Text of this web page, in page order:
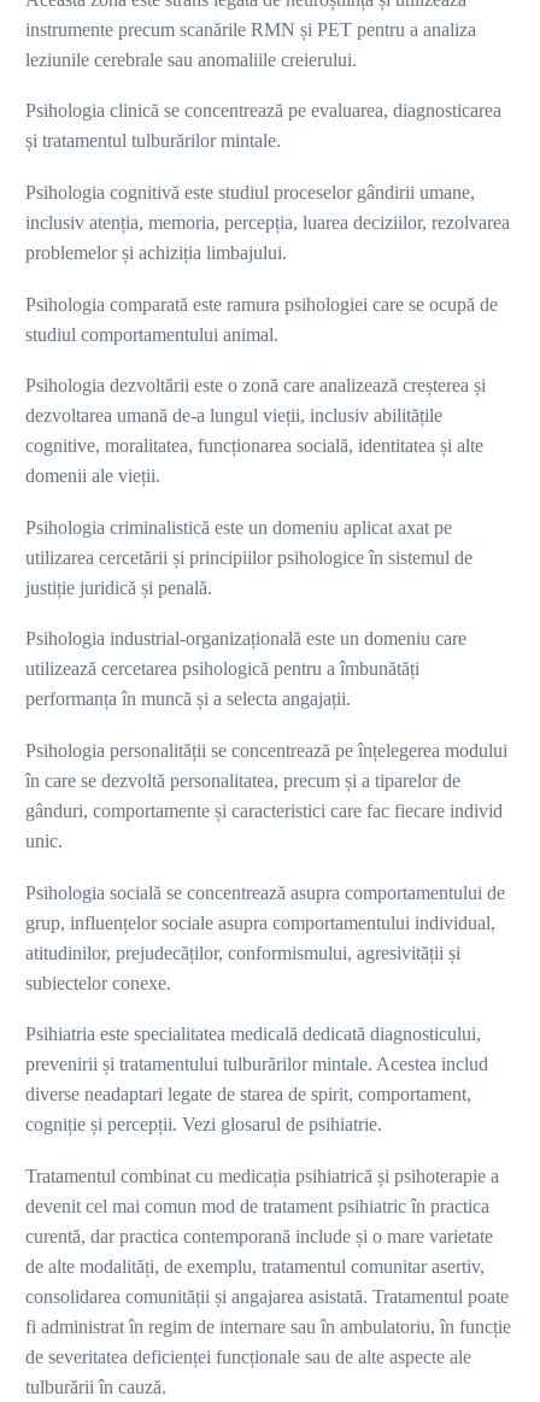
instrumente precum scanările RMN și PET pentru a analiza
leziunile cerebrale sau anomaliile creierului.
Psihologia clinică se concentrează pe evaluarea, diagnosticarea
și tratamentul tulburărilor mintale.
Psihologia cognitivă este studiul proceselor gândirii umane,
inclusiv atenția, memoria, percepția, luarea deciziilor, rezolvarea
problemelor și achiziția limbajului.
Psihologia comparată este ramura psihologiei care se ocupă de
studiul comportamentului animal.
Psihologia dezvoltării este o zonă care analizează creșterea și
dezvoltarea umană de-a lungul vieții, inclusiv abilitățile
cognitive, moralitatea, funcționarea socială, identitatea și alte
domenii ale vieții.
Psihologia criminalistică este un domeniu aplicat axat pe
utilizarea cercetării și principiilor psihologice în sistemul de
justiție juridică și penală.
Psihologia industrial-organizațională este un domeniu care
utilizează cercetarea psihologică pentru a îmbunătăți
performanța în muncă și a selecta angajații.
Psihologia personalității se concentrează pe înțelegerea modului
în care se dezvoltă personalitatea, precum și a tiparelor de
gânduri, comportamente și caracteristici care fac fiecare individ
unic.
Psihologia socială se concentrează asupra comportamentului de
grup, influențelor sociale asupra comportamentului individual,
atitudinilor, prejudecăților, conformismului, agresivității și
subiectelor conexe.
Psihiatria este specialitatea medicală dedicată diagnosticului,
prevenirii și tratamentului tulburărilor mintale. Acestea includ
diverse neadaptari legate de starea de spirit, comportament,
cogniție și percepții. Vezi glosarul de psihiatrie.
Tratamentul combinat cu medicația psihiatrică și psihoterapie a
devenit cel mai comun mod de tratament psihiatric în practica
curentă, dar practica contemporană include și o mare varietate
de alte modalități, de exemplu, tratamentul comunitar asertiv,
consolidarea comunității și angajarea asistată. Tratamentul poate
fi administrat în regim de internare sau în ambulatoriu, în funcție
de severitatea deficienței funcționale sau de alte aspecte ale
tulburării în cauză.